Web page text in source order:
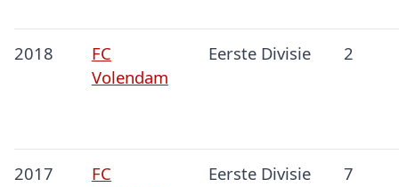
2018
FC
Volendam
Eerste Divisie 2
2017
FC
Eerste Divisie 7